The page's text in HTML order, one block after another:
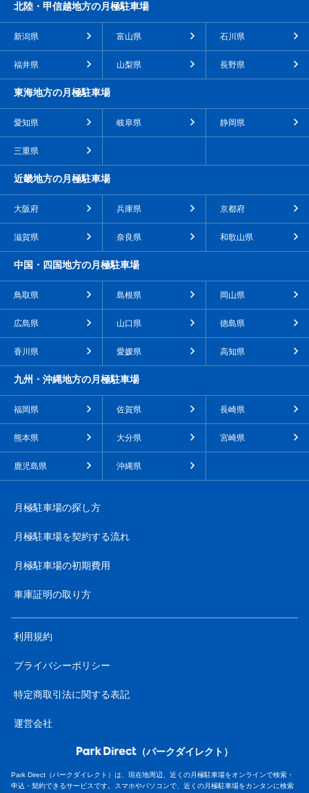
北陸・甲信越地方の月極駐車場
新潟県 富山県 石川県
福井県 山梨県 長野県
東海地方の月極駐車場
愛知県 岐阜県 静岡県
三重県
近畿地方の月極駐車場
大阪府 兵庫県 京都府
滋賀県 奈良県 和歌山県
中国・四国地方の月極駐車場
鳥取県 島根県 岡山県
広島県 山口県 徳島県
香川県 愛媛県 高知県
九州・沖縄地方の月極駐車場
福岡県 佐賀県 長崎県
熊本県 大分県 宮崎県
鹿児島県 沖縄県
月極駐車場の探し方
月極駐車場を契約する流れ
月極駐車場の初期費用
車庫証明の取り方
利用規約
プライバシーポリシー
特定商取引法に関する表記
運営会社
（パークダイレクト）
Park Direct（パークダイレクト）は、現在地周辺、近くの月極駐車場をオンラインで検索・
申込・契約できるサービスです。スマホやパソコンで、近くの月極駐車場をカンタンに検索